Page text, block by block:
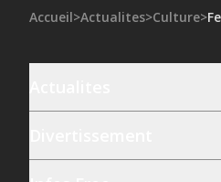
Accueil>Actualites>Culture>